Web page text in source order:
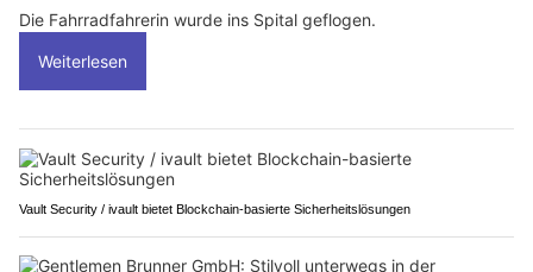
Die Fahrradfahrerin wurde ins Spital geflogen.
Weiterlesen
Vault Security / ivault bietet Blockchain-basierte Sicherheitslösungen